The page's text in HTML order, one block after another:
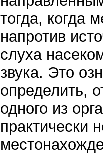
тогда, когда
напротив
слуха
звука. Это
определить,
одного из
практически